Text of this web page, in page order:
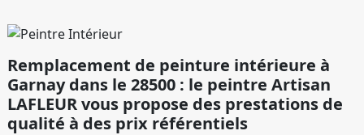
Remplacement de peinture intérieure à
Garnay dans le 28500 : le peintre Artisan
LAFLEUR vous propose des prestations de
qualité à des prix référentiels